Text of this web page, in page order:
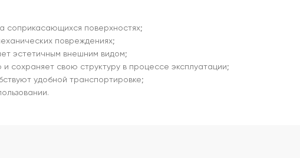
соприкасающихся поверхностях;
повреждениях;
эстетичным внешним видом;
сохраняет свою структуру в процессе эксплуатации;
удобной транспортировке;